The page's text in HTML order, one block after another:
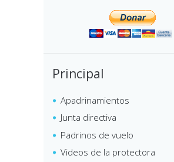
Principal
Apadrinamientos
Junta directiva
Padrinos de vuelo
Videos de la protectora